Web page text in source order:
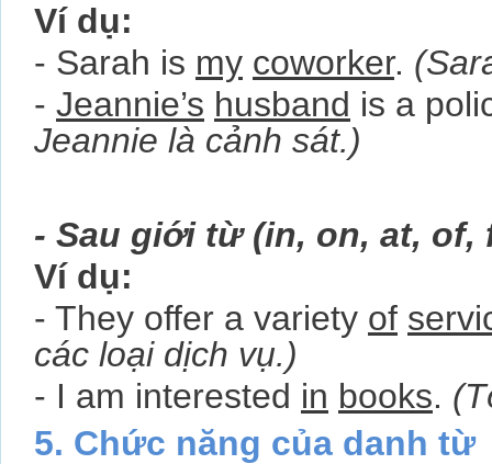
Ví dụ:
- Sarah is my coworker.
- Jeannie’s husband is a
Jeannie là cảnh sát.)
- Sau giới từ (in, on, at, of,
Ví dụ:
- They offer a variety of
các loại dịch vụ.)
- I am interested in books.
5. Chức năng của danh từ